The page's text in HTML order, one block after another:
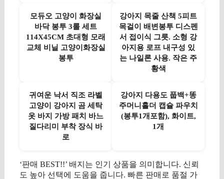
모듀오 고양이 화장실
바닥 봉투 3롤 세트
114X45CM 초대형 모래
교체 비닐 고양이화장실
봉투
강아지 목줄 산책 5피트
목걸이 배변봉투 디스펜
서 접이식 그릇. 소형 강
아지용 로프 내구성 있
는 나일론 사용. 작은 주
황색
귀여운 낙서 직조 라벨
고양이 강아지 곰 세탁
옷 바지 가방 패치 바느
질다리미 부착 장식 바
로
강아지 다용도 풉백+똥
주머니홀더 캡슐 파우치
(봉투1개포함), 화이트,
1개
‘판매 BEST!!’ 배지는 인기 상품을 의미합니다. 신뢰
도 높아 선택에 도움을 줍니다. 빠른 판매로 품절 가